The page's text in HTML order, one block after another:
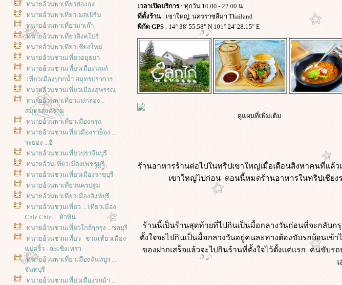
ทนายอ้วนพาเที่ยวฮ่องกง
ทนายอ้วนพาเที่ยวเมลเบิร์น
ทนายอ้วนพาเที่ยวมาเก๊า
ทนายอ้วนพาเที่ยวสิงคโปร์
ทนายอ้วนพาเที่ยวเชียงใหม่
ทนายอ้วนชวนเที่ยวอยุธยา
ทนายอ้วนชวนเที่ยวเมืองนนท์
เที่ยวเมืองปากน้ำ สมุทรปราการ
ทนายอ้วนชวนเที่ยวเมืองสุพรรณ
ทนายอ้วนพาเที่ยวแม่กลอง ..
สมุทรสงคราม
ทนายอ้วนพาเที่ยวเมืองกรุง
ทนายอ้วนชวนเที่ยวมืองราย็อง ...
ระยอง ...ฮิ
ทนายอ้วนชวนเที่ยวปราจีนบุรี
ทนายอ้วนเที่ยวเมืองเพชรบุรี
ทนายอ้วนชวนเที่ยวเมืองราชบุรี
ทนายอ้วนพาเที่ยวนครปฐม
ทนายอ้วนพาเที่ยวเมืองสิงห์บุรี
ทนายอ้วนชวนเที่ยว ... เที่ยวเมือง
Chic Chic ... หัวหิน
ทนายอ้วนชวนเที่ยวใกล้ๆกรุง ...ชลบุรี
ทนายอ้วนชวนเที่ยว - ชวนเที่ยวเมือง
ปดริ้ว - ฉะเชิงเทรา
ทนายอ้วนพาเที่ยวเมืองจันทบูร ...
จันทบุรี
ทนายอ้วนชวนเที่ยวเมืองรถม้า ...
เวลาเปิดบริการ: ทุกวัน 10.00 - 22.00 น.
ที่ตั้งร้าน: เขาใหญ่, นครราชสีมา Thailand
พิกัด GPS : 14° 38' 55.58" N 101° 24' 28.15" E
ดูแผนที่เพิ่มเติม
ร้านอาหารร้านต่อไปในทริปเขาใหญ่เมื่อเดือนสิงหาคนที่แล้
เขาใหญ่ไปก่อน ตอนนี้หมดร้านอาหารในทริปเชีย
ร้านนี้เป็นร้านสุดท้ายที่ไปกินเป็นมื้อกลางวันก่อนที่จะกลับ
ตั้งใจจะไปกินเป็นมื้อกลางวันอยู่คนละทางต้องขับรถย้อนเ
ของฝากเสร็จแล้วจะไปกินร้านที่ตั้งใจไว้ตั้งแต่แรก คนขับ